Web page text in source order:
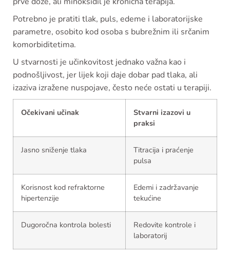
Potrebno je pratiti tlak, puls, edeme i laboratorijske
parametre, osobito kod osoba s bubrežnim ili srčanim
komorbiditetima.
U stvarnosti je učinkovitost jednako važna kao i
podnošljivost, jer lijek koji daje dobar pad tlaka, ali
izaziva izražene nuspojave, često neće ostati u terapiji.
Očekivani učinak
Stvarni izazovi u
praksi
Jasno sniženje tlaka
Titracija i praćenje
pulsa
Korisnost kod refraktorne
hipertenzije
Edemi i zadržavanje
tekućine
Dugoročna kontrola bolesti
Redovite kontrole i
laboratorij